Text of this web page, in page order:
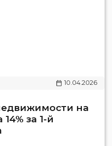
10.04.2026
на
за 1-й